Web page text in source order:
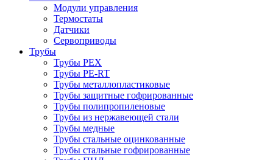
Модули управления
Термостаты
Датчики
Сервоприводы
Трубы
Трубы PEX
Трубы PE-RT
Трубы металлопластиковые
Трубы защитные гофрированные
Трубы полипропиленовые
Трубы из нержавеющей стали
Трубы медные
Трубы стальные оцинкованные
Трубы стальные гофрированные